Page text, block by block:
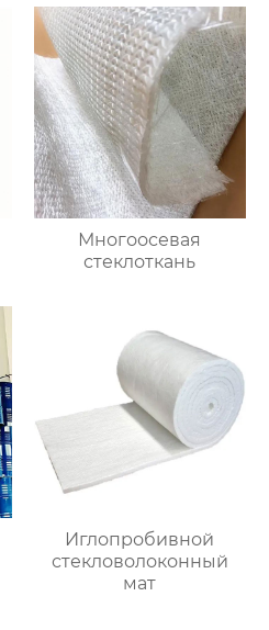
Многоосевая
стеклоткань
Иглопробивной
стекловолоконный
мат